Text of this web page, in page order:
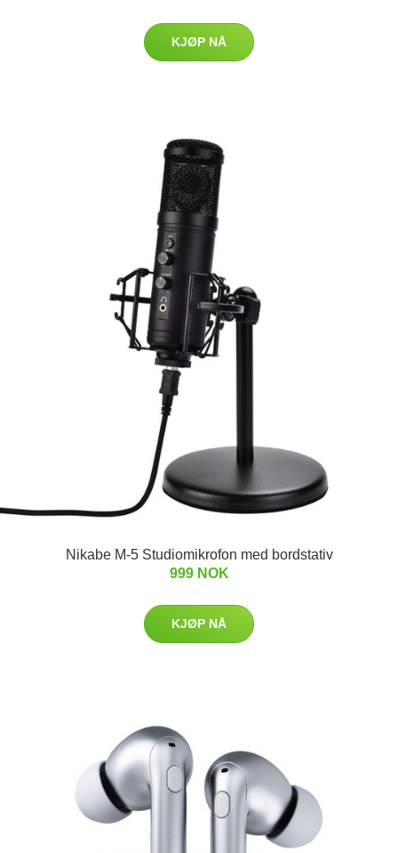
KJØP NÅ
Nikabe M-5 Studiomikrofon med bordstativ
999 NOK
KJØP NÅ